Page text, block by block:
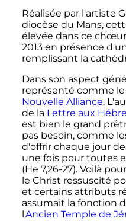
Réalisée par l'artiste
diocèse du Mans,
élevée dans ce
2013en présence
remplissant la
Dans son aspect
représenté comme
Nouvelle Alliance.
de la Lettre aux
est bien le grand
pas besoin, comme
d'offrir chaque jour
une fois pour toutes
(He 7,26-27). Voilà
le Christ ressuscité
et certains attributs
assumait la fonction
l'Ancien Temple de